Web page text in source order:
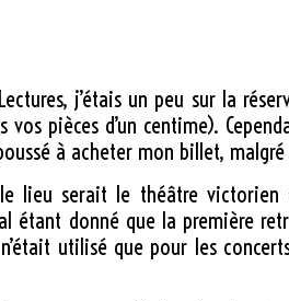
j’étais un peu sur la
pièces d’un centime).
à acheter mon billet,
le lieu serait le théâtre
étant donné que la première
utilisé que pour les